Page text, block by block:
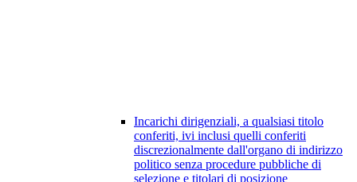
Incarichi dirigenziali, a qualsiasi titolo
conferiti, ivi inclusi quelli conferiti
discrezionalmente dall'organo di indirizzo
politico senza procedure pubbliche di
selezione e titolari di posizione